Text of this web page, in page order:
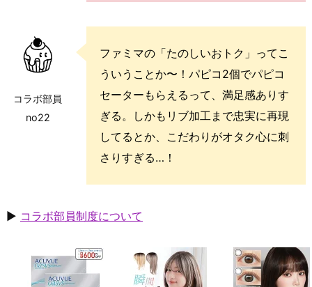
コラボ部員
no22
ファミマの「たのしいおトク」ってこ
ういうことか〜！パピコ2個でパピコ
セーターもらえるって、満足感ありす
ぎる。しかもリブ加工まで忠実に再現
してるとか、こだわりがオタク心に刺
さりすぎる…！
▶ コラボ部員制度について